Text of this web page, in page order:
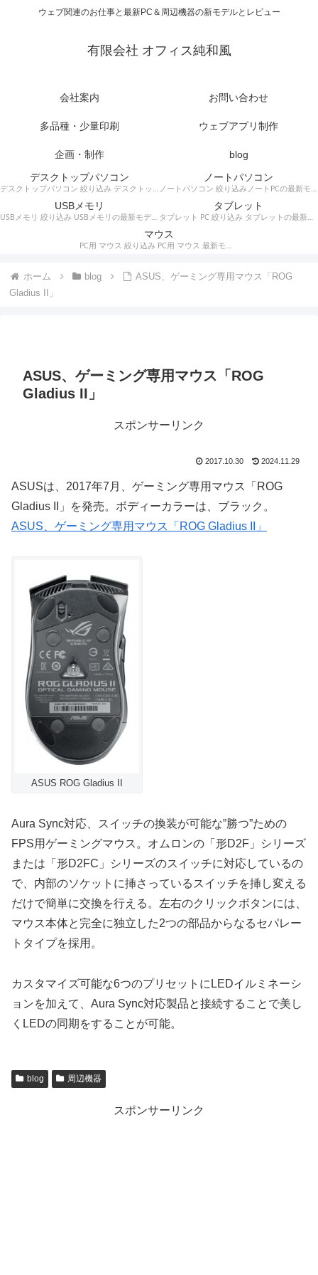
ウェブ関連のお仕事と最新PC＆周辺機器の新モデルとレビュー
有限会社 オフィス純和風
会社案内 お問い合わせ
多品種・少量印刷 ウェブアプリ制作
企画・制作
blog
デスクトップパソコン
デスクトップパソコン 絞り込み デスクトップPCの最新モデルやスペック・仕様に関する情報。
ノートパソコン
ノートパソコン 絞り込みノートPCの最新モデルやスペック・仕様に関する情報。
USBメモリ
USBメモリ 絞り込み USBメモリの最新モデルやスペック・仕様に関する情報。
タブレット
タブレット PC 絞り込み タブレットの最新モデルやスペック・仕様に関する情報。
マウス
PC用 マウス 絞り込み PC用 マウス 最新モデルやスペック・仕様に関する情報。ワイヤレスマウス、有線マウス、接続タイプなど。
ホーム blog
ASUS、ゲーミング専用マウス「ROG
Gladius II」
ASUS、ゲーミング専用マウス「ROG
Gladius II」
スポンサーリンク
2017.10.30 2024.11.29
ASUSは、2017年7月、ゲーミング専用マウス「ROG
Gladius II」を発売。ボディーカラーは、ブラック。
ASUS、ゲーミング専用マウス「ROG Gladius II」
ASUS ROG Gladius II
Aura Sync対応、スイッチの換装が可能な”勝つ”ための
FPS用ゲーミングマウス。オムロンの「形D2F」シリーズ
または「形D2FC」シリーズのスイッチに対応しているの
で、内部のソケットに挿さっているスイッチを挿し変える
だけで簡単に交換を行える。左右のクリックボタンには、
マウス本体と完全に独立した2つの部品からなるセパレー
トタイプを採用。
カスタマイズ可能な6つのプリセットにLEDイルミネーシ
ョンを加えて、Aura Sync対応製品と接続することで美し
くLEDの同期をすることが可能。
blog 周辺機器
スポンサーリンク